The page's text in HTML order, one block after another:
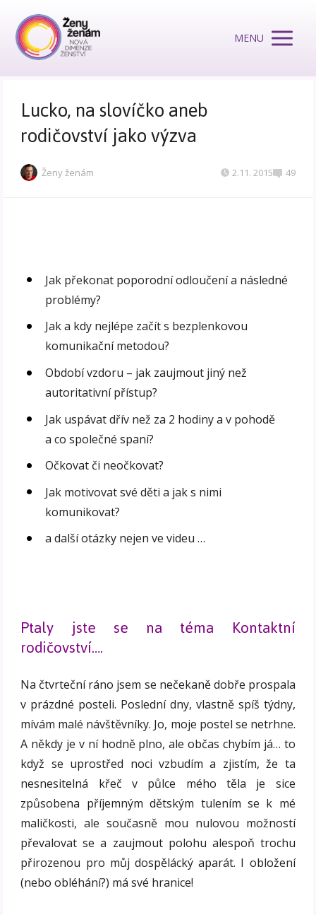
MENU
Lucko, na slovíčko aneb
rodičovství jako výzva
Ženy ženám 2.11. 2015 49
Jak překonat poporodní odloučení a následné
problémy?
Jak a kdy nejlépe začít s bezplenkovou
komunikační metodou?
Období vzdoru – jak zaujmout jiný než
autoritativní přístup?
Jak uspávat dřív než za 2 hodiny a v pohodě
a co společné spaní?
Očkovat či neočkovat?
Jak motivovat své děti a jak s nimi
komunikovat?
a další otázky nejen ve videu …
Ptaly jste se na téma Kontaktní
rodičovství….
Na čtvrteční ráno jsem se nečekaně dobře prospala
v prázdné posteli. Poslední dny, vlastně spíš týdny,
mívám malé návštěvníky. Jo, moje postel se netrhne.
A někdy je v ní hodně plno, ale občas chybím já… to
když se uprostřed noci vzbudím a zjistím, že ta
nesnesitelná křeč v půlce mého těla je sice
způsobena příjemným dětským tulením se k mé
maličkosti, ale současně mou nulovou možností
převalovat se a zaujmout polohu alespoň trochu
přirozenou pro můj dospělácký aparát. I obložení
(nebo obléhání?) má své hranice!